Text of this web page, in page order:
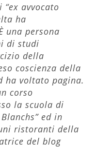
avvocato
ha
una persona
di studi
della
coscienza della
ha voltato pagina.
corso
la scuola di
ed in
ristoranti della
del blog